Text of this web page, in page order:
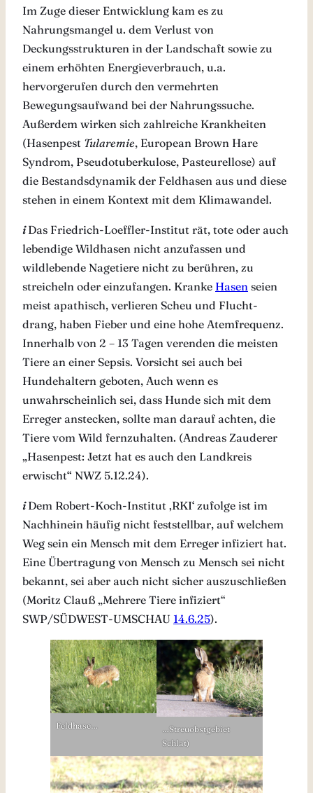
Im Zuge dieser Entwicklung kam es zu
Nahrungsmangel u. dem Verlust von
Deckungsstrukturen in der Landschaft sowie zu
einem erhöhten Energieverbrauch, u.a.
hervorgerufen durch den vermehrten
Bewegungsaufwand bei der Nahrungssuche.
Außerdem wirken sich zahlreiche Krankheiten
(Hasenpest Tularemie, European Brown Hare
Syndrom, Pseudotuberkulose, Pasteurellose) auf
die Bestandsdynamik der Feldhasen aus und diese
stehen in einem Kontext mit dem Klimawandel.
iDas Friedrich-Loeffler-Institut rät, tote oder auch
lebendige Wildhasen nicht anzufassen und
wildlebende Nagetiere nicht zu berühren, zu
streicheln oder einzufangen. Kranke Hasen seien
meist apathisch, verlieren Scheu und Flucht-
drang, haben Fieber und eine hohe Atemfrequenz.
Innerhalb von 2 – 13 Tagen verenden die meisten
Tiere an einer Sepsis. Vorsicht sei auch bei
Hundehaltern geboten, Auch wenn es
unwahrscheinlich sei, dass Hunde sich mit dem
Erreger anstecken, sollte man darauf achten, die
Tiere vom Wild fernzuhalten. (Andreas Zauderer
„Hasenpest: Jetzt hat es auch den Landkreis
erwischt“ NWZ 5.12.24).
iDem Robert-Koch-Institut ‚RKI‘ zufolge ist im
Nachhinein häufig nicht feststellbar, auf welchem
Weg sein ein Mensch mit dem Erreger infiziert hat.
Eine Übertragung von Mensch zu Mensch sei nicht
bekannt, sei aber auch nicht sicher auszuschließen
(Moritz Clauß „Mehrere Tiere infiziert“
SWP/SÜDWEST-UMSCHAU 14.6.25).
Feldhase…
…Streuobstgebiet
Schlat)